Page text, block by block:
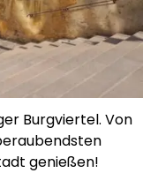
Burgviertel. Von
genießen!